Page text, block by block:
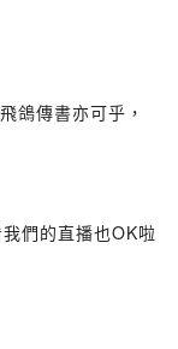
鴿傳書亦可乎，
們的直播也OK啦